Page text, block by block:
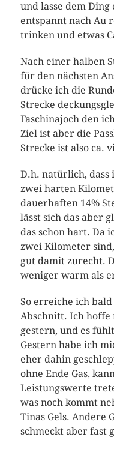
und lasse dem Ding
entspannt nach Au
trinken und etwas
Nach einer halben
für den nächsten
drücke ich die
Strecke
Faschinajoch den
Ziel ist aber die
Strecke ist also ca.
D.h. natürlich, dass
zwei harten
dauerhaften 14%
lässt sich das aber
das schon hart. Da
zwei Kilometer
gut damit zurecht.
weniger warm als
So erreiche ich
Abschnitt. Ich hoffe
gestern, und es
Gestern habe ich
eher dahin
ohne Ende Gas,
Leistungswerte
was noch kommt
Tinas Gels. Andere
schmeckt aber fast